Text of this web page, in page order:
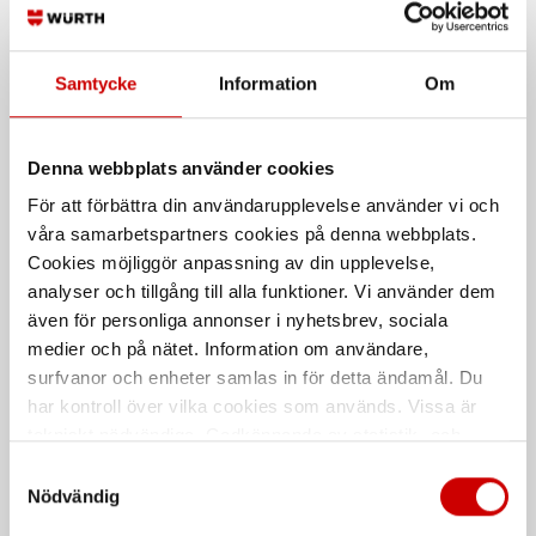
Samtycke Information Om
Denna webbplats använder cookies
För att förbättra din användarupplevelse använder vi och
våra samarbetspartners cookies på denna webbplats.
Cookies möjliggör anpassning av din upplevelse,
analyser och tillgång till alla funktioner. Vi använder dem
även för personliga annonser i nyhetsbrev, sociala
medier och på nätet. Information om användare,
surfvanor och enheter samlas in för detta ändamål. Du
har kontroll över vilka cookies som används. Vissa är
länder utanför EU med olika dataskyddsnormer. Genom
att godkänna samtycker du till sådana överföringar. Läs
Nödvändig
Grovdammsugare 1380 W
anpassad för våta och torra arbeten.
Universalkoppling mellan
dammsugare och maskin
Bitshållare för 1/4" bits
med 1/4" fattning 30 mm
För 1/4" bits med 1/4" fattning,
längd 30 mm
Anslutningsmuff för 29